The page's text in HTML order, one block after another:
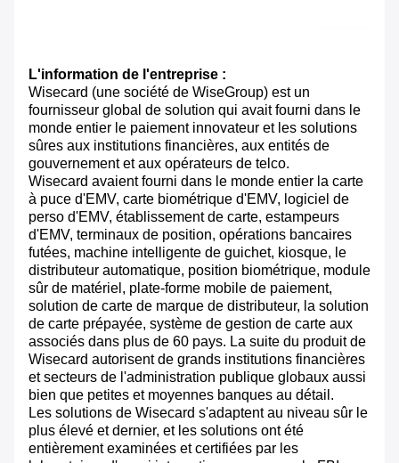
L'information de l'entreprise :
Wisecard (une société de WiseGroup) est un
fournisseur global de solution qui avait fourni dans le
monde entier le paiement innovateur et les solutions
sûres aux institutions financières, aux entités de
gouvernement et aux opérateurs de telco.
Wisecard avaient fourni dans le monde entier la carte
à puce d'EMV, carte biométrique d'EMV, logiciel de
perso d'EMV, établissement de carte, estampeurs
d'EMV, terminaux de position, opérations bancaires
futées, machine intelligente de guichet, kiosque, le
distributeur automatique, position biométrique, module
sûr de matériel, plate-forme mobile de paiement,
solution de carte de marque de distributeur, la solution
de carte prépayée, système de gestion de carte aux
associés dans plus de 60 pays. La suite du produit de
Wisecard autorisent de grands institutions financières
et secteurs de l'administration publique globaux aussi
bien que petites et moyennes banques au détail.
Les solutions de Wisecard s'adaptent au niveau sûr le
plus élevé et dernier, et les solutions ont été
entièrement examinées et certifiées par les